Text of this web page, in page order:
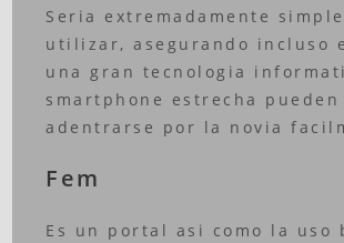
Seria extremadamente
utilizar, asegurando incluso
una gran tecnologia
smartphone estrecha pueden
adentrarse por la novia
Fem
Es un portal asi como la uso